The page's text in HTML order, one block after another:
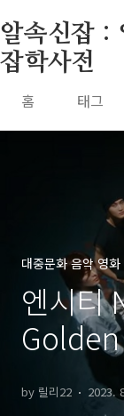
알속신잡 :
잡학사전
홈 태그
대중문화 음악 영
엔시티
Golden
곡정보
by 릴리22 2023.